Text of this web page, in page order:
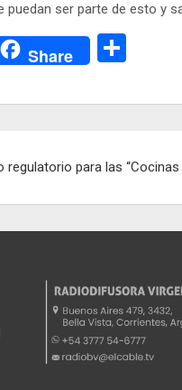
puedan ser parte de esto y
Share
m
ar
para las “Cocinas